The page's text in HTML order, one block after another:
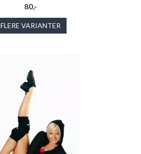
80,-
FLERE VARIANTER